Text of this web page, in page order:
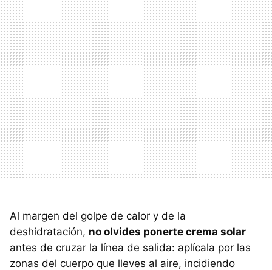
Al margen del golpe de calor y de la
deshidratación, no olvides ponerte crema solar
antes de cruzar la línea de salida: aplícala por las
zonas del cuerpo que lleves al aire, incidiendo